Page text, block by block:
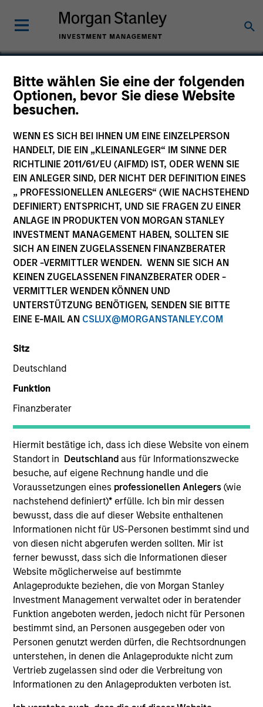
Bitte wählen Sie eine der folgenden
Optionen, bevor Sie diese Website
besuchen.
WENN ES SICH BEI IHNEN UM EINE EINZELPERSON
HANDELT, DIE EIN „KLEINANLEGER“ IM SINNE DER
RICHTLINIE 2011/61/EU (AIFMD) IST, ODER WENN SIE
EIN ANLEGER SIND, DER NICHT DER DEFINITION EINES
„ PROFESSIONELLEN ANLEGERS“ (WIE NACHSTEHEND
DEFINIERT) ENTSPRICHT, UND SIE FRAGEN ZU EINER
ANLAGE IN PRODUKTEN VON MORGAN STANLEY
INVESTMENT MANAGEMENT HABEN, SOLLTEN SIE
SICH AN EINEN ZUGELASSENEN FINANZBERATER
ODER -VERMITTLER WENDEN. WENN SIE SICH AN
KEINEN ZUGELASSENEN FINANZBERATER ODER -
VERMITTLER WENDEN KÖNNEN UND
UNTERSTÜTZUNG BENÖTIGEN, SENDEN SIE BITTE
EINE E-MAIL AN CSLUX@MORGANSTANLEY.COM
Sitz
Deutschland
Funktion
Finanzberater
Hiermit bestätige ich, dass ich diese Website von einem
Standort in Deutschland aus für Informationszwecke
besuche, auf eigene Rechnung handle und die
Voraussetzungen eines professionellen Anlegers(wie
nachstehend definiert)* erfülle. Ich bin mir dessen
bewusst, dass die auf dieser Website enthaltenen
Informationen nicht für US-Personen bestimmt sind und
von diesen nicht abgerufen werden sollten. Mir ist
ferner bewusst, dass sich die Informationen dieser
Website möglicherweise auf bestimmte
Anlageprodukte beziehen, die von Morgan Stanley
Investment Management verwaltet oder in beratender
Funktion angeboten werden, jedoch nicht für Personen
bestimmt sind, an Personen ausgegeben oder von
Personen genutzt werden dürfen, die Rechtsordnungen
unterstehen, in denen die Anlageprodukte nicht zum
Vertrieb zugelassen sind oder die Verbreitung von
Informationen zu den Anlageprodukten verboten ist.
Calvert US Equity Fund
Marketingdokument
Wesentliche Anlegerinformationen
(KID)
Ressourcen
Überblick
Anlageziel
Investitionen in US-Aktien mit hoher
Marktkapitalisierung.
Anlageansatz
Das Anlageteam ist der Ansicht, dass
Unternehmen, die in der Vergangenheit ein stetiges
Wachstum und stabile Erträge erzielt haben,
langfristig attraktive Renditen bei moderatem
Risiko bieten. Das Team wird in qualitativ
hochwertige Unternehmen investieren, die durch
ihre Geschäftsaktivitäten und -praktiken ein
solides Management von ESG-Merkmalen
nachweisen können. Mit Hilfe eines aktiven,
fundamentalen Bottom-up-Ansatzes bauen die
Fondsmanager ein nach Überzeugungsgrad